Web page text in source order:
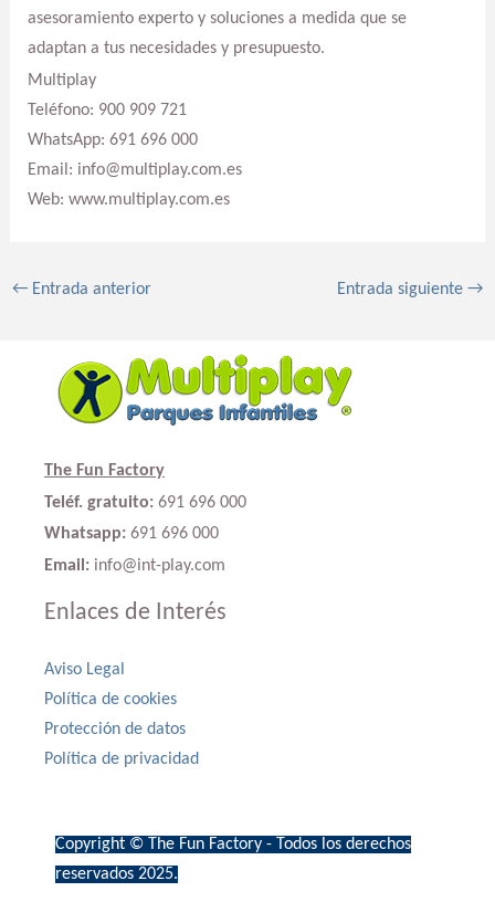
asesoramiento experto y soluciones a medida que se
adaptan a tus necesidades y presupuesto.
Multiplay
Teléfono: 900 909 721
WhatsApp: 691 696 000
Email: info@multiplay.com.es
Web: www.multiplay.com.es
←Entrada anterior Entrada siguiente→
The Fun Factory
Teléf. gratuito: 691 696 000
Whatsapp: 691 696 000
Email: info@int-play.com
Enlaces de Interés
Aviso Legal
Política de cookies
Protección de datos
Política de privacidad
Copyright © The Fun Factory - Todos los derechos
reservados 2025.